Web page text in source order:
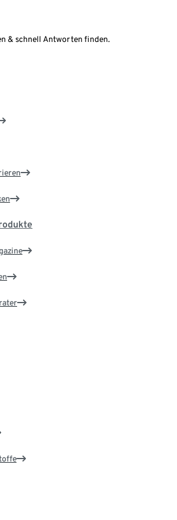
& schnell Antworten finden.